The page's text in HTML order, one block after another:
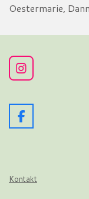
Oestermarie,
I
n
t
a
g
F
a
o
Kontakt